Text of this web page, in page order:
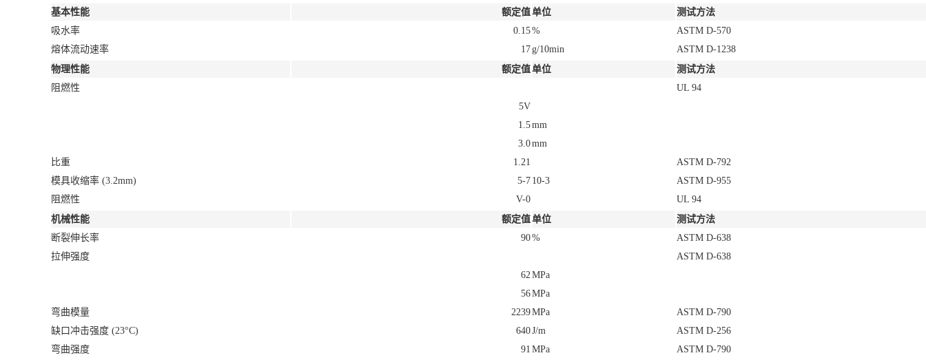
基本性能 额定值单位
测试方法
吸水率
0.15%
ASTM D-570
熔体流动速率
17g/10min
ASTM D-1238
物理性能
额定值单位
测试方法
阻燃性
UL 94
5V
1.5mm
3.0mm
比重
1.21
ASTM D-792
模具收缩率 (3.2mm)
5-7 10-3
ASTM D-955
阻燃性
V-0
UL 94
机械性能
额定值单位
测试方法
断裂伸长率
90%
ASTM D-638
拉伸强度
ASTM D-638
62MPa
56MPa
弯曲模量
2239MPa
ASTM D-790
缺口冲击强度 (23°C)
640J/m
ASTM D-256
弯曲强度
91 MPa
ASTM D-790